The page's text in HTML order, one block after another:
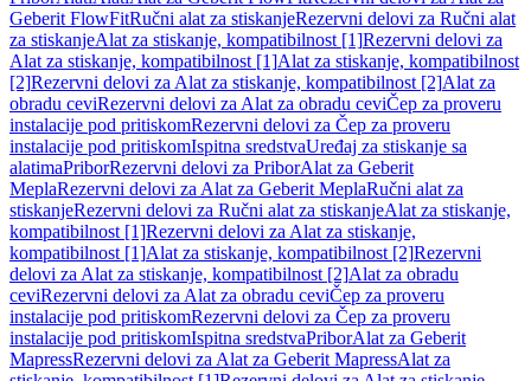
Geberit FlowFitRučni alat za stiskanjeRezervni delovi za Ručni alat
za stiskanjeAlat za stiskanje, kompatibilnost [1]Rezervni delovi za
Alat za stiskanje, kompatibilnost [1]Alat za stiskanje, kompatibilnost
[2]Rezervni delovi za Alat za stiskanje, kompatibilnost [2]Alat za
obradu ceviRezervni delovi za Alat za obradu ceviČep za proveru
instalacije pod pritiskomRezervni delovi za Čep za proveru
instalacije pod pritiskomIspitna sredstvaUređaj za stiskanje sa
alatimaPriborRezervni delovi za PriborAlat za Geberit
MeplaRezervni delovi za Alat za Geberit MeplaRučni alat za
stiskanjeRezervni delovi za Ručni alat za stiskanjeAlat za stiskanje,
kompatibilnost [1]Rezervni delovi za Alat za stiskanje,
kompatibilnost [1]Alat za stiskanje, kompatibilnost [2]Rezervni
delovi za Alat za stiskanje, kompatibilnost [2]Alat za obradu
ceviRezervni delovi za Alat za obradu ceviČep za proveru
instalacije pod pritiskomRezervni delovi za Čep za proveru
instalacije pod pritiskomIspitna sredstvaPriborAlat za Geberit
MapressRezervni delovi za Alat za Geberit MapressAlat za